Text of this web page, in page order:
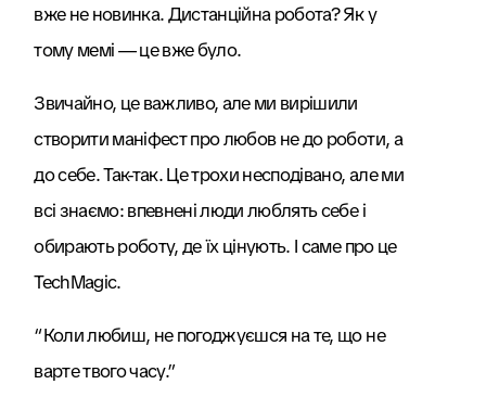
вже не новинка. Дистанційна робота? Як у
тому мемі — це вже було.
Звичайно, це важливо, але ми вирішили
створити маніфест про любов не до роботи, а
до себе. Так-так. Це трохи несподівано, але ми
всі знаємо: впевнені люди люблять себе і
обирають роботу, де їх цінують. І саме про це
TechMagic.
“Коли любиш, не погоджуєшся на те, що не
варте твого часу.”